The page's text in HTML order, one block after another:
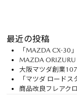
最近の投稿
「MAZDA CX-30
MAZDA ORIZURU
大阪マツダ創業
「マツダ ロード
商品改良フレアク